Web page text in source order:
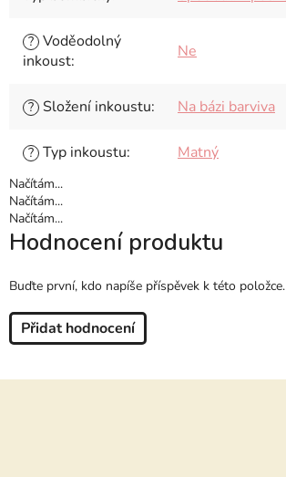
? Voděodolný
inkoust: Ne
? Složení inkoustu: Na bázi barviva
? Typ inkoustu: Matný
Načítám...
Načítám...
Načítám...
Hodnocení produktu
Buďte první, kdo napíše příspěvek k této položce.
Přidat hodnocení